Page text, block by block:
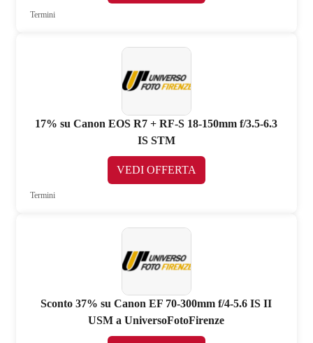
Termini
17% su Canon EOS R7 + RF-S 18-150mm f/3.5-6.3
IS STM
VEDI OFFERTA
Termini
Sconto 37% su Canon EF 70-300mm f/4-5.6 IS II
USM a UniversoFotoFirenze